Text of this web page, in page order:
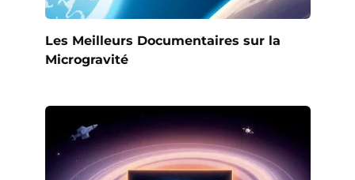
Les Meilleurs Documentaires sur la
Microgravité